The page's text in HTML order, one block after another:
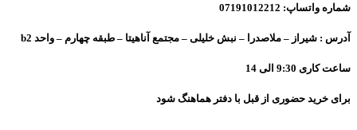
شماره واتساپ: 07191012212
آدرس : شیراز – ملاصدرا – نبش خلیلی – مجتمع آناهیتا – طبقه چهارم – واحد b2
ساعت کاری 9:30 الی 14
برای خرید حضوری از قبل با دفتر هماهنگ شود